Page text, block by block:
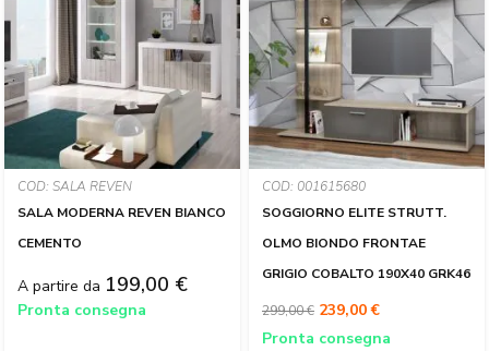
COD: SALA REVEN
SALA MODERNA REVEN BIANCO
CEMENTO
A partire da 199,00 €
Pronta consegna
COD: 001615680
SOGGIORNO ELITE STRUTT.
OLMO BIONDO FRONTAE
GRIGIO COBALTO 190X40 GRK46
299,00 € 239,00 €
Pronta consegna